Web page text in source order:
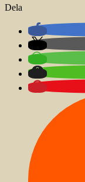
Dela